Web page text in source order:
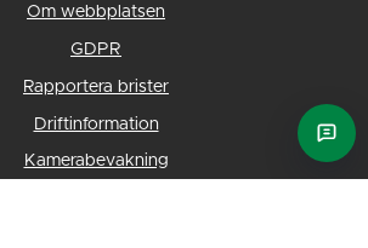
Om webbplatsen
GDPR
Rapportera brister
Driftinformation
Kamerabevakning
Ask